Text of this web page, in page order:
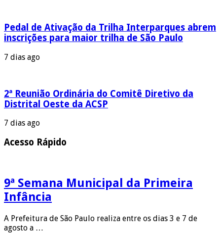
Pedal de Ativação da Trilha Interparques abrem
inscrições para maior trilha de São Paulo
7 dias ago
2ª Reunião Ordinária do Comitê Diretivo da
Distrital Oeste da ACSP
7 dias ago
Acesso Rápido
9ª Semana Municipal da Primeira
Infância
A Prefeitura de São Paulo realiza entre os dias 3 e 7 de
agosto a …